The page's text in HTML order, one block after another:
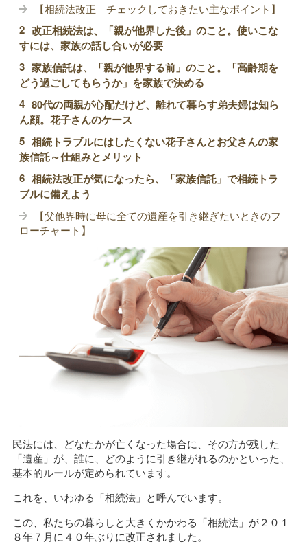
【相続法改正 チェックしておきたい主なポイント】
改正相続法は、「親が他界した後」のこと。使いこな
すには、家族の話し合いが必要
家族信託は、「親が他界する前」のこと。「高齢期を
どう過ごしてもらうか」を家族で決める
80代の両親が心配だけど、離れて暮らす弟夫婦は知ら
ん顔。花子さんのケース
相続トラブルにはしたくない花子さんとお父さんの家
族信託～仕組みとメリット
相続法改正が気になったら、「家族信託」で相続トラ
ブルに備えよう
【父他界時に母に全ての遺産を引き継ぎたいときのフ
ローチャート】
民法には、どなたかが亡くなった場合に、その方が残した
「遺産」が、誰に、どのように引き継がれるのかといった、
基本的ルールが定められています。
これを、いわゆる「相続法」と呼んでいます。
この、私たちの暮らしと大きくかかわる「相続法」が２０１
８年７月に４０年ぶりに改正されました。